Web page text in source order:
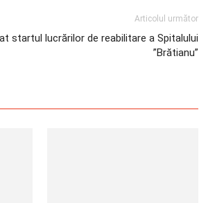
Articolul următor
startul lucrărilor de reabilitare a Spitalului
”Brătianu”